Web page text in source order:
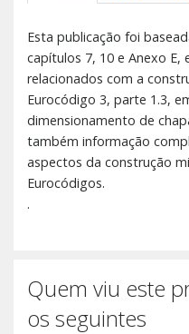
Esta publicação foi
capítulos 7, 10 e Anexo E,
relacionados com a
Eurocódigo 3, parte 1.3,
dimensionamento de
também informação
aspectos da construção
Eurocódigos.
.
Quem viu este
os seguintes